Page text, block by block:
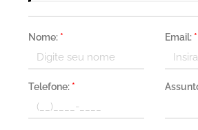
Nome: * Email: *
Telefone: *